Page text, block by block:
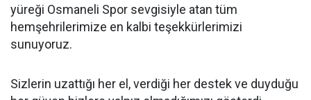
yüreği Osmaneli Spor sevgisiyle atan tüm
hemşehrilerimize en kalbi teşekkürlerimizi
sunuyoruz.
Sizlerin uzattığı her el, verdiği her destek ve duyduğu